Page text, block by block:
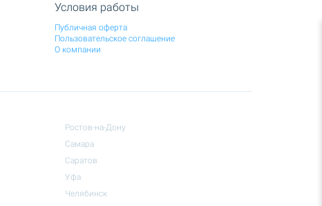
Условия работы
Публичная оферта
Пользовательское соглашение
О компании
Ростов-на-Дону
Самара
Саратов
Уфа
Челябинск